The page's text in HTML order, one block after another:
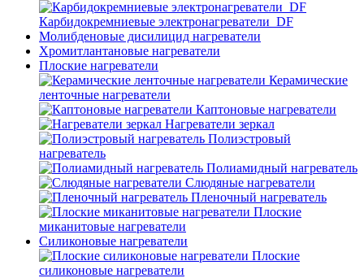
Карбидокремниевые электронагреватели_DF
Молибденовые дисилицид нагреватели
Хромитлантановые нагреватели
Плоские нагреватели
Керамические
ленточные нагреватели
Каптоновые нагреватели
Нагреватели зеркал
Полиэстровый
нагреватель
Полиамидный нагреватель
Слюдяные нагреватели
Пленочный нагреватель
Плоские
миканитовые нагреватели
Силиконовые нагреватели
Плоские
силиконовые нагреватели